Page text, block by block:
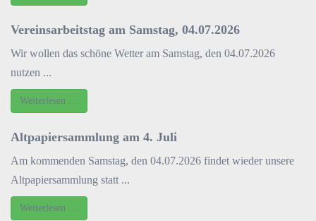
Vereinsarbeitstag am Samstag, 04.07.2026
Wir wollen das schöne Wetter am Samstag, den 04.07.2026
nutzen ...
Weiterlesen …
Altpapiersammlung am 4. Juli
Am kommenden Samstag, den 04.07.2026 findet wieder unsere
Altpapiersammlung statt ...
Weiterlesen …